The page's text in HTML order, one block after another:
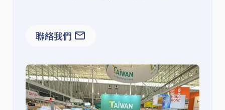
聯絡我們